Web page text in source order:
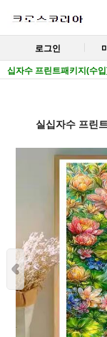
로그인
십자수 프린트패키지(수
실십자수 프린